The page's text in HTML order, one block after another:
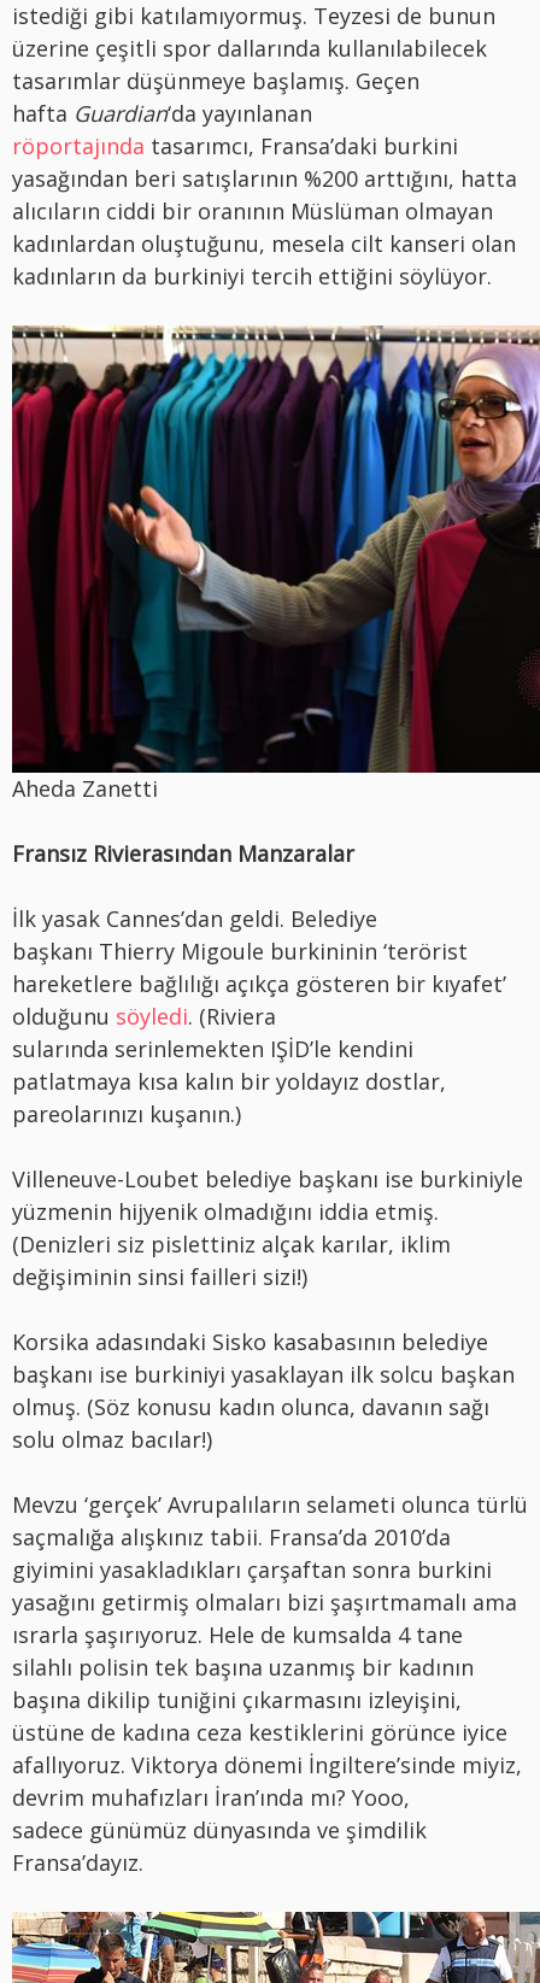
istediği gibi katılamıyormuş. Teyzesi de bunun
üzerine çeşitli spor dallarında kullanılabilecek
tasarımlar düşünmeye başlamış. Geçen
hafta Guardian‘da yayınlanan
röportajında tasarımcı, Fransa’daki burkini
yasağından beri satışlarının %200 arttığını, hatta
alıcıların ciddi bir oranının Müslüman olmayan
kadınlardan oluştuğunu, mesela cilt kanseri olan
kadınların da burkiniyi tercih ettiğini söylüyor.
Aheda Zanetti
Fransız Rivierasından Manzaralar
İlk yasak Cannes’dan geldi. Belediye
başkanı Thierry Migoule burkininin ‘terörist
hareketlere bağlılığı açıkça gösteren bir kıyafet’
olduğunu söyledi. (Riviera
sularında serinlemekten IŞİD’le kendini
patlatmaya kısa kalın bir yoldayız dostlar,
pareolarınızı kuşanın.)
Villeneuve-Loubet belediye başkanı ise burkiniyle
yüzmenin hijyenik olmadığını iddia etmiş.
(Denizleri siz pislettiniz alçak karılar, iklim
değişiminin sinsi failleri sizi!)
Korsika adasındaki Sisko kasabasının belediye
başkanı ise burkiniyi yasaklayan ilk solcu başkan
olmuş. (Söz konusu kadın olunca, davanın sağı
solu olmaz bacılar!)
Mevzu ‘gerçek’ Avrupalıların selameti olunca türlü
saçmalığa alışkınız tabii. Fransa’da 2010’da
giyimini yasakladıkları çarşaftan sonra burkini
yasağını getirmiş olmaları bizi şaşırtmamalı ama
ısrarla şaşırıyoruz. Hele de kumsalda 4 tane
silahlı polisin tek başına uzanmış bir kadının
başına dikilip tuniğini çıkarmasını izleyişini,
üstüne de kadına ceza kestiklerini görünce iyice
afallıyoruz. Viktorya dönemi İngiltere’sinde miyiz,
devrim muhafızları İran’ında mı? Yooo,
sadece günümüz dünyasında ve şimdilik
Fransa’dayız.